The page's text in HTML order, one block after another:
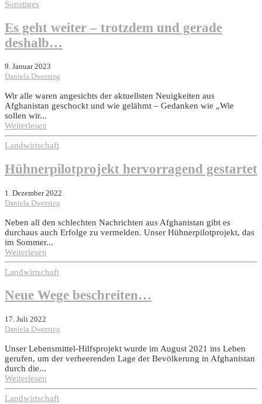
Sonstiges
Es geht weiter – trotzdem und gerade
deshalb…
9. Januar 2023
Daniela Dwersteg
Wir alle waren angesichts der aktuellsten Neuigkeiten aus
Afghanistan geschockt und wie gelähmt – Gedanken wie „Wie
sollen wir...
Weiterlesen
Landwirtschaft
Hühnerpilotprojekt hervorragend gestartet
1. Dezember 2022
Daniela Dwersteg
Neben all den schlechten Nachrichten aus Afghanistan gibt es
durchaus auch Erfolge zu vermelden. Unser Hühnerpilotprojekt, das
im Sommer...
Weiterlesen
Landwirtschaft
Neue Wege beschreiten…
17. Juli 2022
Daniela Dwersteg
Unser Lebensmittel-Hilfsprojekt wurde im August 2021 ins Leben
gerufen, um der verheerenden Lage der Bevölkerung in Afghanistan
durch die...
Weiterlesen
Landwirtschaft